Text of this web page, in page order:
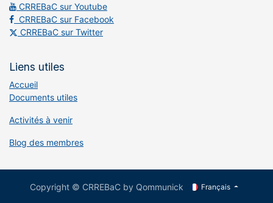
CRREBaC sur Youtube
CRREBaC sur Facebook
CRREBaC sur Twitter
Liens utiles
Accueil
Documents utiles
Activités à venir
Blog des membres
Copyright © CRREBaC by Qommunick Français